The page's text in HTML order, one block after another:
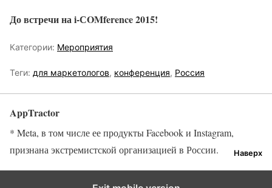
До встречи на i-СOMference 2015!
Категории: Мероприятия
Теги: для маркетологов, конференция, Россия
AppTractor
Наверх
* Meta, в том числе ее продукты Facebook и Instagram,
признана экстремистской организацией в России.